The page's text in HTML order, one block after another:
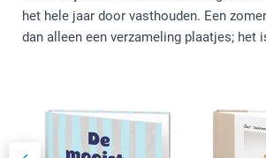
het hele jaar door vasthouden. Een
dan alleen een verzameling plaatjes; het